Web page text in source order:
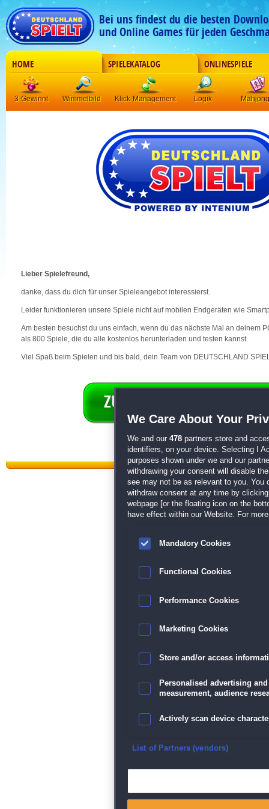
Bei uns findest du die besten
und Online Games für jeden
HOME SPIELEKATALOG ONLINESPIELE
3-Gewinnt Wimmelbild Klick-Management Logik Mahjong
Lieber Spielefreund,
danke, dass du dich für unser Spieleangebot interessierst.
Leider funktionieren unsere Spiele nicht auf mobilen Endgeräten wie
Am besten besuchst du uns einfach, wenn du das nächste Mal an deinem
als 800 Spiele, die du alle kostenlos herunterladen und testen kannst.
Viel Spaß beim Spielen und bis bald, dein Team von DEUTSCHLAND
Datenschutz| AGB|Impressum
We Care About Your
We and our 478 partners store and
identifiers, on your device. Selecting I
purposes shown under we and our
withdrawing your consent will disable
see may not be as relevant to you. You
withdraw consent at any time by
webpage [or the floating icon on the
have effect within our Website. For
Mandatory Cookies
Functional Cookies
Performance Cookies
Marketing Cookies
Store and/or access
Personalised advertising
measurement, audience
Actively scan device
Ensure security, prevent
List of Partners (vendors)